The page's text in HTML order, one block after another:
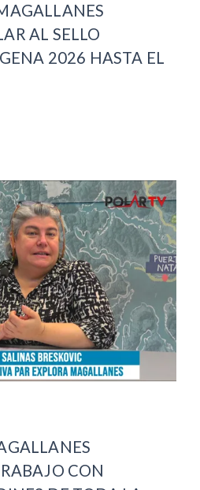
AL SELLO
2026 HASTA EL
CON